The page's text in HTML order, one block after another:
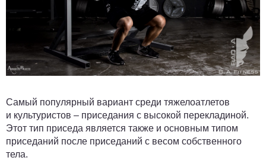
Самый популярный вариант среди тяжелоатлетов
и культуристов – приседания с высокой перекладиной.
Этот тип приседа является также и основным типом
приседаний после приседаний с весом собственного
тела.